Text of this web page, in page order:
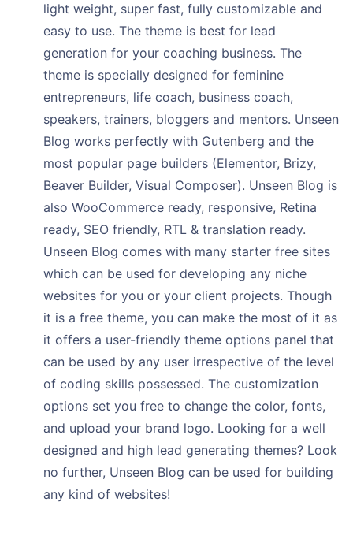
light weight, super fast, fully customizable and
easy to use. The theme is best for lead
generation for your coaching business. The
theme is specially designed for feminine
entrepreneurs, life coach, business coach,
speakers, trainers, bloggers and mentors. Unseen
Blog works perfectly with Gutenberg and the
most popular page builders (Elementor, Brizy,
Beaver Builder, Visual Composer). Unseen Blog is
also WooCommerce ready, responsive, Retina
ready, SEO friendly, RTL & translation ready.
Unseen Blog comes with many starter free sites
which can be used for developing any niche
websites for you or your client projects. Though
it is a free theme, you can make the most of it as
it offers a user-friendly theme options panel that
can be used by any user irrespective of the level
of coding skills possessed. The customization
options set you free to change the color, fonts,
and upload your brand logo. Looking for a well
designed and high lead generating themes? Look
no further, Unseen Blog can be used for building
any kind of websites!